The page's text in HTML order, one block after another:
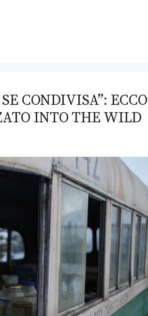
CONDIVISA”: ECCO
INTO THE WILD